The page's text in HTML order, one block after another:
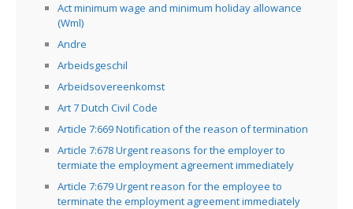
Act minimum wage and minimum holiday allowance
(Wml)
Andre
Arbeidsgeschil
Arbeidsovereenkomst
Art 7 Dutch Civil Code
Article 7:669 Notification of the reason of termination
Article 7:678 Urgent reasons for the employer to
termiate the employment agreement immediately
Article 7:679 Urgent reason for the employee to
terminate the employment agreement immediately